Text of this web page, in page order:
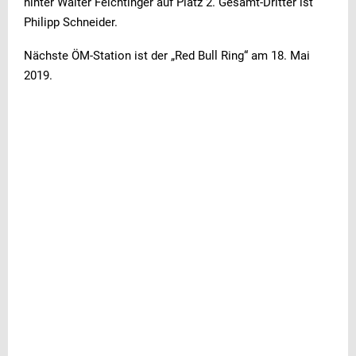
Philipp Schneider.
Nächste ÖM-Station ist der „Red Bull Ring“ am 18. Mai
2019.